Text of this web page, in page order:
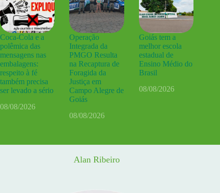
Coca-Cola e a
polêmica das
mensagens nas
embalagens:
respeito à fé
também precisa
ser levado a sério
08/08/2026
Operação
Integrada da
PMGO Resulta
na Recaptura de
Foragida da
Justiça em
Campo Alegre de
Goiás
08/08/2026
Goiás tem a
melhor escola
estadual de
Ensino Médio do
Brasil
08/08/2026
Alan Ribeiro